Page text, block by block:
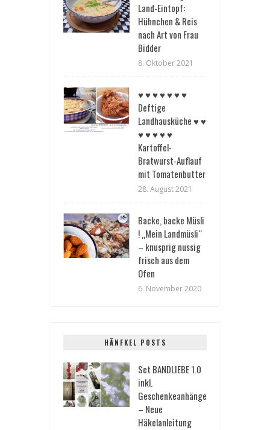
Land-Eintopf:
Hühnchen & Reis
nach Art von Frau
Bidder
8. Oktober 2021
♥︎ ♥︎ ♥︎ ♥︎ ♥︎ ♥︎ ♥︎
Deftige
Landhausküche ♥︎ ♥︎
♥︎ ♥︎ ♥︎ ♥︎ ♥︎
Kartoffel-
Bratwurst-Auflauf
mit Tomatenbutter
28. August 2021
Backe, backe Müsli
! „Mein Landmüsli“
– knusprig nussig
frisch aus dem
Ofen
6. November 2020
HÄNFKEL POSTS
Set BANDLIEBE 1.0
inkl.
Geschenkeanhänger
– Neue
Häkelanleitung